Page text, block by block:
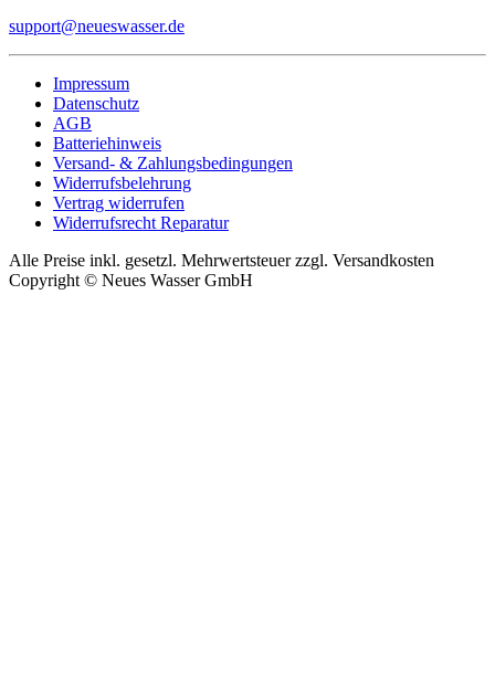
support@neueswasser.de
Impressum
Datenschutz
AGB
Batteriehinweis
Versand- & Zahlungsbedingungen
Widerrufsbelehrung
Vertrag widerrufen
Widerrufsrecht Reparatur
Alle Preise inkl. gesetzl. Mehrwertsteuer zzgl. Versandkosten
Copyright © Neues Wasser GmbH